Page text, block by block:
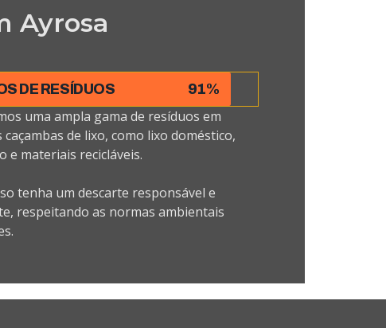
Ayrosa
DE RESÍDUOS 91%
uma ampla gama de resíduos em
caçambas de lixo, como lixo doméstico,
e materiais recicláveis.
tenha um descarte responsável e
respeitando as normas ambientais